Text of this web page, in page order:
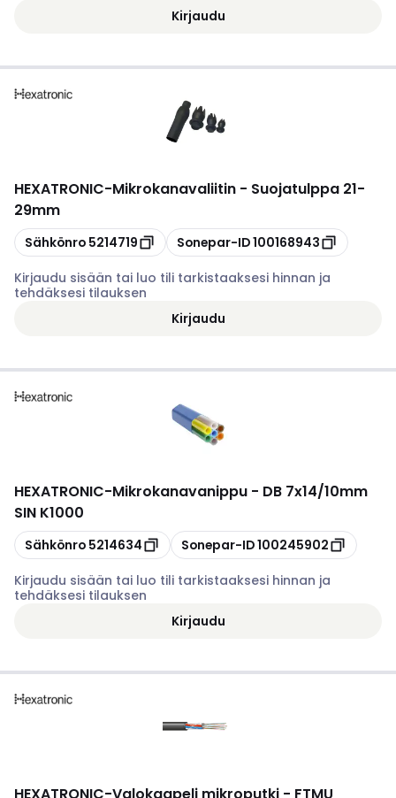
Kirjaudu
HEXATRONIC-Mikrokanavaliitin - Suojatulppa 21-
29mm
Kopioi
Sähkönro 5214719 Kopioi
Sonepar-ID100168943
Kirjaudu sisään tai luo tili tarkistaaksesi hinnan ja
tehdäksesi tilauksen
Kirjaudu
HEXATRONIC-Mikrokanavanippu - DB 7x14/10mm
SIN K1000
Kopioi
Sähkönro 5214634 Kopioi
Sonepar-ID100245902
Kirjaudu sisään tai luo tili tarkistaaksesi hinnan ja
tehdäksesi tilauksen
Kirjaudu